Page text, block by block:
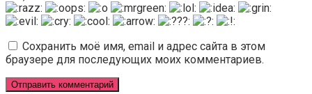
Сохранить моё имя, email и адрес сайта в этом
браузере для последующих моих комментариев.